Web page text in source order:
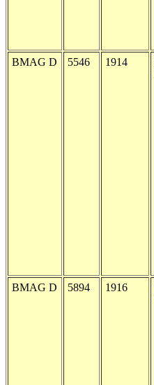
BMAG D 5546 1914
BMAG D 5894 1916